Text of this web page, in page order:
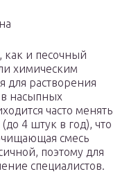
как и песочный
химическим
для растворения
насыпных
часто менять
4 штук в год), что
смесь
поэтому для
специалистов.